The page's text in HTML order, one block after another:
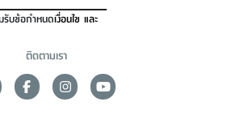
รับข้อกำหนดเงื่อนไข และ
ติดตามเรา